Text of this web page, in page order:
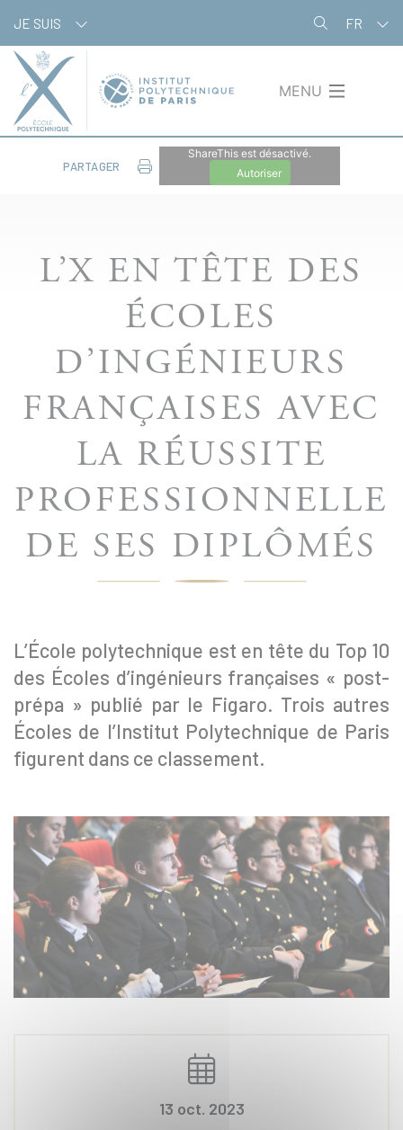
au
contenu
principal
JE SUIS FR
MENU
PARTAGER
ShareThis est désactivé.
Autoriser
L’X EN TÊTE DES
ÉCOLES
D’INGÉNIEURS
FRANÇAISES AVEC
LA RÉUSSITE
PROFESSIONNELLE
DE SES DIPLÔMÉS
L’École polytechnique est en tête du Top 10
des Écoles d’ingénieurs françaises « post-
prépa » publié par le Figaro. Trois autres
Écoles de l’Institut Polytechnique de Paris
figurent dans ce classement.
13 oct. 2023